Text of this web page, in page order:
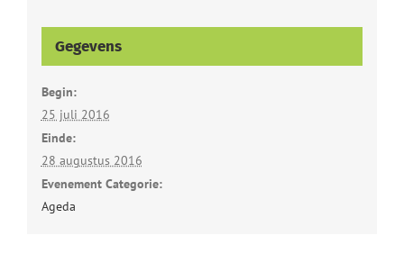
Gegevens
Begin:
25 juli 2016
Einde:
28 augustus 2016
Evenement Categorie:
Ageda